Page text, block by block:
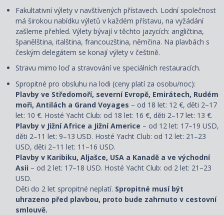
Fakultativní výlety v navštívených přístavech. Lodní společnost
má širokou nabídku výletů v každém přístavu, na vyžádání
zašleme přehled. Výlety bývají v těchto jazycích: angličtina,
španělština, italština, francouzština, němčina. Na plavbách s
českým delegátem se konají výlety v češtině.
Stravu mimo loď a stravování ve speciálních restauracích.
Spropitné pro obsluhu na lodi (ceny platí za osobu/noc):
Plavby ve Středomoří, severní Evropě, Emirátech, Rudém
moři, Antilách a Grand Voyages – od 18 let: 12 €, děti 2–17
let: 10 €. Hosté Yacht Club: od 18 let: 16 €, děti 2–17 let: 13 €.
Plavby v Jižní Africe a Jižní Americe – od 12 let: 17–19 USD,
děti 2–11 let: 9–13 USD. Hosté Yacht Club: od 12 let: 21–23
USD, děti 2–11 let: 11–16 USD.
Plavby v Karibiku, Aljašce, USA a Kanadě a ve východní
Asii – od 2 let: 17–18 USD. Hosté Yacht Club: od 2 let: 21–23
USD.
Děti do 2 let spropitné neplatí. Spropitné musí být
uhrazeno před plavbou, proto bude zahrnuto v cestovní
smlouvě.